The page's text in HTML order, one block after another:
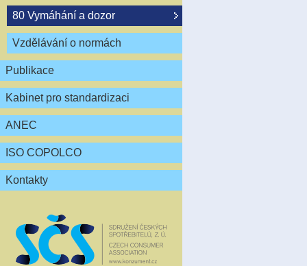
80 Vymáhání a dozor
Vzdělávání o normách
Publikace
Kabinet pro standardizaci
ANEC
ISO COPOLCO
Kontakty